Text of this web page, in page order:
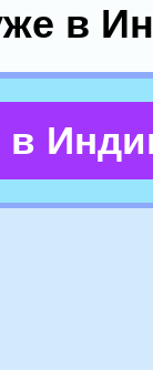
в
в